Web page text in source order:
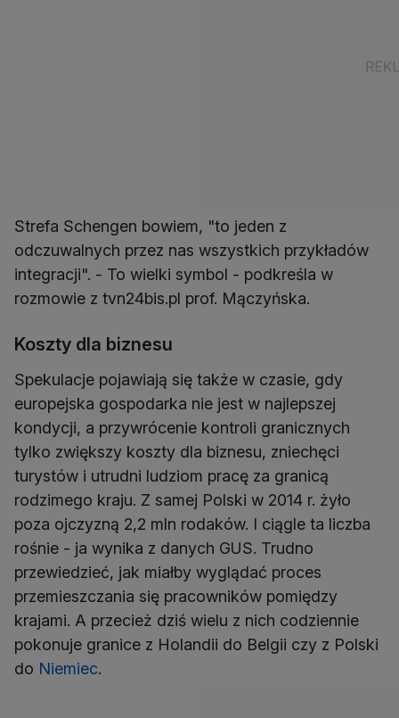
Strefa Schengen bowiem, "to jeden z
odczuwalnych przez nas wszystkich przykładów
integracji". - To wielki symbol - podkreśla w
rozmowie z tvn24bis.pl prof. Mączyńska.
Koszty dla biznesu
Spekulacje pojawiają się także w czasie, gdy
europejska gospodarka nie jest w najlepszej
kondycji, a przywrócenie kontroli granicznych
tylko zwiększy koszty dla biznesu, zniechęci
turystów i utrudni ludziom pracę za granicą
rodzimego kraju. Z samej Polski w 2014 r. żyło
poza ojczyzną 2,2 mln rodaków. I ciągle ta liczba
rośnie - ja wynika z danych GUS. Trudno
przewiedzieć, jak miałby wyglądać proces
przemieszczania się pracowników pomiędzy
krajami. A przecież dziś wielu z nich codziennie
pokonuje granice z Holandii do Belgii czy z Polski
do Niemiec.